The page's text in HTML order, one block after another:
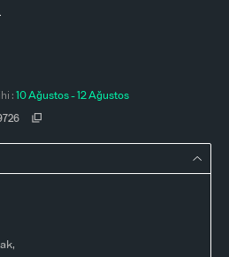
: 10 Ağustos - 12 Ağustos